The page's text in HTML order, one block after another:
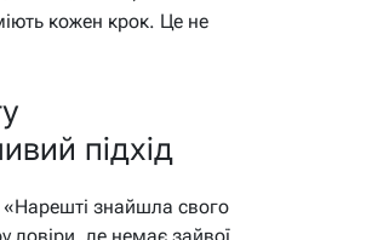
кожен крок. Це не
підхід
знайшла свого